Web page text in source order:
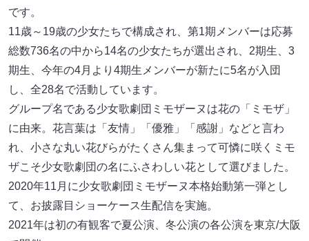
です。
11歳～19歳の少女たちで構成され、第1期メンバーは応募
総数736名の中から14名の少女たちが選出され、2期生、3
期生、今年の4月より4期生メンバーが新たに5名が入団
し、全28名で活動しています。
グループ名である少女歌劇団ミモザーヌは花の「ミモザ」
に由来。花言葉は「友情」「優雅」「感謝」などと言わ
れ、小さな丸い花びらがたくさん集まって可憐に咲くミモ
ザこそ少女歌劇団の名にふさわしい花として選びました。
2020年11月に少女歌劇団ミモザーヌ本格始動第一弾とし
て、お披露目ショーケース生配信を実施。
2021年は初の有観客で夏公演、冬公演の各公演を東京/大阪